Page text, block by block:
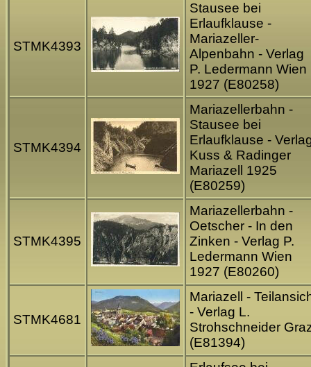
STMK4393
Stausee bei
Erlaufklause -
Mariazeller-
Alpenbahn - Verlag
P. Ledermann Wien
1927 (E80258)
STMK4394
Mariazellerbahn -
Stausee bei
Erlaufklause -
Kuss & Radinger
Mariazell 1925
(E80259)
STMK4395
Mariazellerbahn -
Oetscher - In den
Zinken - Verlag P.
Ledermann Wien
1927 (E80260)
STMK4681
Mariazell -
- Verlag L.
Strohschneider
(E81394)